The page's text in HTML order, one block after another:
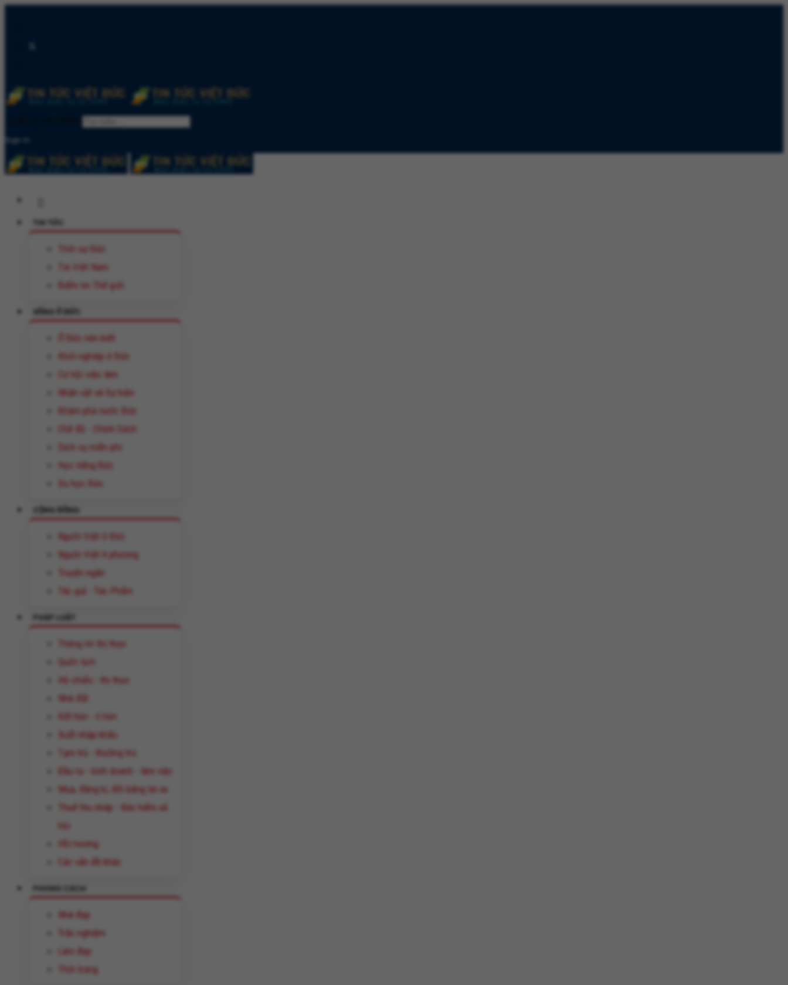
Sign In
TIN TỨC
Thời sự Đức
Tin Việt Nam
Điểm tin Thế giới
SỐNG Ở ĐỨC
Ở Đức nên biết
Khởi nghiệp ở Đức
Cơ hội việc làm
Nhân vật và Sự kiện
Khám phá nước Đức
Chế độ - Chính Sách
Dịch vụ miễn phí
Học tiếng Đức
Du học Đức
CỘNG ĐỒNG
Người Việt ở Đức
Người Việt 4 phương
Truyện ngắn
Tác giả - Tác Phẩm
Thông tin thị thực
Quốc tịch
Hộ chiếu - thị thực
Nhà đất
Kết hôn - li hôn
Xuất nhập khẩu
Tạm trú - thường trú
Đầu tư - kinh doanh - làm việc
Mua, đăng kí, đổi bằng lái xe
Thuế thu nhâp - Bảo hiểm xã
hội
Hồi hương
Các vấn đề khác
PHONG CÁCH
Nhà đẹp
Trắc nghiệm
Làm đẹp
Thời trang